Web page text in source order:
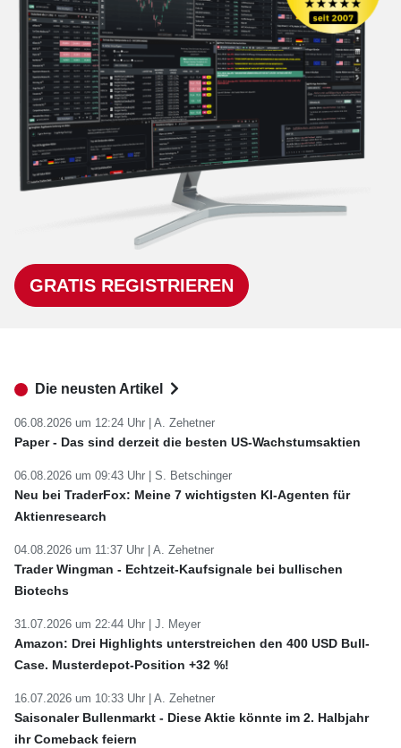
GRATIS REGISTRIEREN
Die neusten Artikel
06.08.2026 um 12:24 Uhr | A. Zehetner
Paper - Das sind derzeit die besten US-Wachstumsaktien
06.08.2026 um 09:43 Uhr | S. Betschinger
Neu bei TraderFox: Meine 7 wichtigsten KI-Agenten für
Aktienresearch
04.08.2026 um 11:37 Uhr | A. Zehetner
Trader Wingman - Echtzeit-Kaufsignale bei bullischen
Biotechs
31.07.2026 um 22:44 Uhr | J. Meyer
Amazon: Drei Highlights unterstreichen den 400 USD Bull-
Case. Musterdepot-Position +32 %!
16.07.2026 um 10:33 Uhr | A. Zehetner
Saisonaler Bullenmarkt - Diese Aktie könnte im 2. Halbjahr
ihr Comeback feiern